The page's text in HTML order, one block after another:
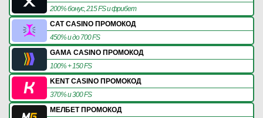
200% бонус, 215 FS и фрибет
CAT CASINO ПРОМОКОД
450% и до 700 FS
GAMA CASINO ПРОМОКОД
100% + 150 FS
KENT CASINO ПРОМОКОД
370% и 300 FS
МЕЛБЕТ ПРОМОКОД